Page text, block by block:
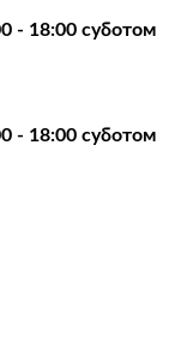
- 18:00 суботом
- 18:00 суботом